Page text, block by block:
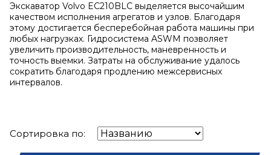
Экскаватор Volvo EC210BLC выделяется высочайшим
качеством исполнения агрегатов и узлов. Благодаря
этому достигается бесперебойная работа машины при
любых нагрузках. Гидросистема ASWM позволяет
увеличить производительность, маневренность и
точность выемки. Затраты на обслуживание удалось
сократить благодаря продлению межсервисных
интервалов.
Сортировка по: